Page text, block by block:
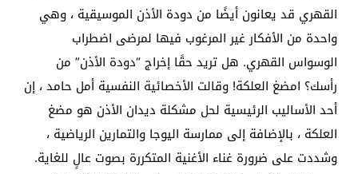
القهري قد يعانون أيضًا من دودة الأذن الموسيقية ، وهي
واحدة من الأفكار غير المرغوب فيها لمرضى اضطراب
الوسواس القهري. هل تريد حقًا إخراج “دودة الأذن” من
رأسك؟ امضغ العلكة! وقالت الأخصائية النفسية أمل حامد ، إن
أحد الأساليب الرئيسية لحل مشكلة ديدان الأذن هو مضغ
العلكة ، بالإضافة إلى ممارسة اليوجا والتمارين الرياضية ،
وشددت على ضرورة غناء الأغنية المتكررة بصوت عالٍ للغاية.